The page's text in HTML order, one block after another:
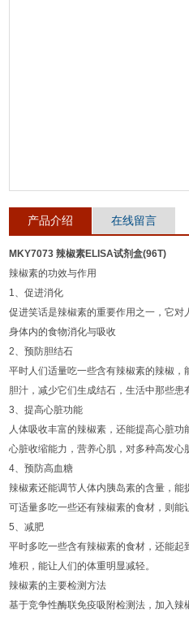
产品介绍 在线留言
MKY7073 辣椒素ELISA试剂盒(96T)
辣椒素的功效与作用
1、促进消化
促进笑话是辣椒素的重要作用之一，它
身体内的食物消化与吸收
2、预防胆结石
平时人们适量吃一些含有辣椒素的辣椒
胆汁，减少它们生成结石，生活中那些
3、提高心脏功能
人体吸收丰富的辣椒素，还能提高心脏
心脏收缩能力，营养心肌，对多种高发心
4、预防高血糖
辣椒素还能调节人体内胰岛素的含量，
可适量多吃一些还有辣椒素的食材，则能
5、减肥
平时多吃一些含有辣椒素的食材，还能
堆积，能让人们的体重明显减轻。
辣椒素的主要检测方法
基于竞争性酶联免疫吸附检测法，加入